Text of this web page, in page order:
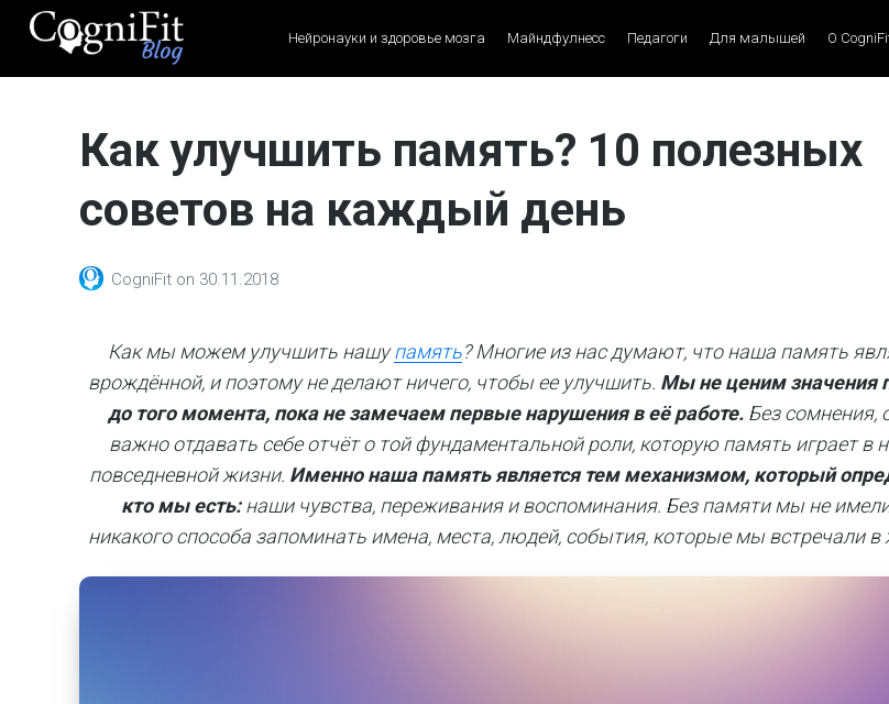
CogniFit
Health
Brain Training, Mental
Нейронауки и здоровье мозга Майндфулнесс Педагоги Для малышей О
Как улучшить память? 10 полезных
советов на каждый день
CogniFit on 30.11.2018
Как мы можем улучшить нашупамять? Многие из нас думают, что наша память
врождённой, и поэтому не делают ничего, чтобы ее улучшить. Мы не ценим значения
до того момента, пока не замечаем первые нарушения в её работе. Без сомнения,
важно отдавать себе отчёт о той фундаментальной роли, которую память играет в
повседневной жизни. Именно наша память является тем механизмом, который
кто мы есть:наши чувства, переживания и воспоминания. Без памяти мы не
никакого способа запоминать имена, места, людей, события, которые мы встречали в